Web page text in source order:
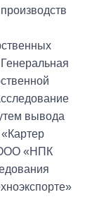
вывода
«НПК